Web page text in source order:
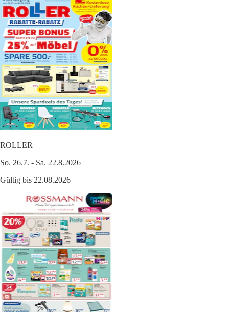
ROLLER
So. 26.7. - Sa. 22.8.2026
Gültig bis 22.08.2026